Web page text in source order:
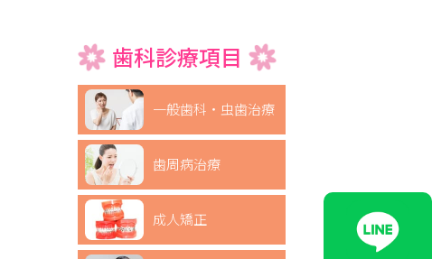
歯科診療項目
一般歯科・虫歯治療
歯周病治療
成人矯正